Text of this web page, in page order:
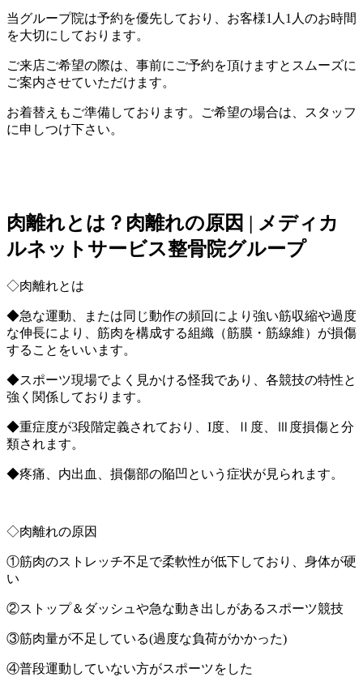
当グループ院は予約を優先しており、お客様1人1人のお時間
を大切にしております。
ご来店ご希望の際は、事前にご予約を頂けますとスムーズに
ご案内させていただけます。
お着替えもご準備しております。ご希望の場合は、スタッフ
に申しつけ下さい。
肉離れとは？肉離れの原因 | メディカ
ルネットサービス整骨院グループ
◇肉離れとは
◆急な運動、または同じ動作の頻回により強い筋収縮や過度
な伸長により、筋肉を構成する組織（筋膜・筋線維）が損傷
することをいいます。
◆スポーツ現場でよく見かける怪我であり、各競技の特性と
強く関係しております。
◆重症度が3段階定義されており、I度、Ⅱ度、Ⅲ度損傷と分
類されます。
◆疼痛、内出血、損傷部の陥凹という症状が見られます。
◇肉離れの原因
①筋肉のストレッチ不足で柔軟性が低下しており、身体が硬
い
②ストップ＆ダッシュや急な動き出しがあるスポーツ競技
③筋肉量が不足している(過度な負荷がかかった)
④普段運動していない方がスポーツをした